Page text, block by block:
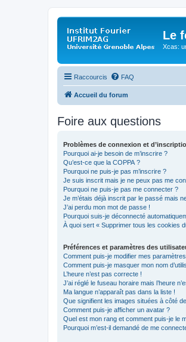
Le
Xcas:
Raccourcis FAQ
Accueil du forum
Foire aux questions
Problèmes de connexion et
Pourquoi ai-je besoin de m’inscrire ?
Qu’est-ce que la COPPA ?
Pourquoi ne puis-je pas m’inscrire ?
Je suis inscrit mais je ne peux pas me
Pourquoi ne puis-je pas me connecter ?
Je m’étais déjà inscrit par le passé mais
J’ai perdu mon mot de passe !
Pourquoi suis-je déconnecté
À quoi sert « Supprimer tous les cookies
Préférences et paramètres des
Comment puis-je modifier mes
Comment puis-je masquer mon nom
L’heure n’est pas correcte !
J’ai réglé le fuseau horaire mais l’heure
Ma langue n’apparaît pas dans la liste !
Que signifient les images situées à côté
Comment puis-je afficher un avatar ?
Quel est mon rang et comment puis-je le
Pourquoi m’est-il demandé de me